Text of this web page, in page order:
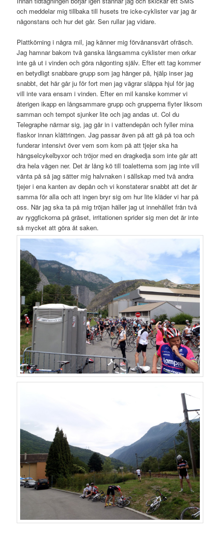
och meddelar mig tillbaka till husets tre icke-cyklister var jag är
någonstans och hur det går. Sen rullar jag vidare.
Plattkörning i några mil, jag känner mig förvånansvärt ofräsch.
Jag hamnar bakom två ganska långsamma cyklister men orkar
inte gå ut i vinden och göra någonting själv. Efter ett tag kommer
en betydligt snabbare grupp som jag hänger på, hjälp inser jag
snabbt, det här går ju för fort men jag vägrar släppa hjul för jag
vill inte vara ensam i vinden. Efter en mil kanske kommer vi
återigen ikapp en långsammare grupp och grupperna flyter liksom
samman och tempot sjunker lite och jag andas ut. Col du
Telegraphe närmar sig, jag går in i vattendepån och fyller mina
flaskor innan klättringen. Jag passar även på att gå på toa och
funderar intensivt över vem som kom på att tjejer ska ha
hängselcykelbyxor och tröjor med en dragkedja som inte går att
dra hela vägen ner. Det är lång kö till toaletterna som jag inte vill
vänta på så jag sätter mig halvnaken i sällskap med två andra
tjejer i ena kanten av depån och vi konstaterar snabbt att det är
samma för alla och att ingen bryr sig om hur lite kläder vi har på
oss. När jag ska ta på mig tröjan häller jag ut innehållet från två
av ryggfickorna på gräset, irritationen sprider sig men det är inte
så mycket att göra åt saken.